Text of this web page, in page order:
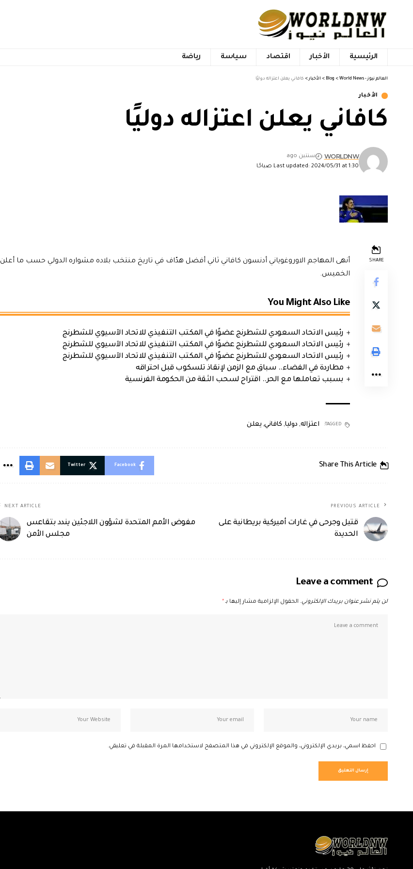
الرئيسية الأخبار اقتصاد سياسة رياضة
العالم نيوز - World News >
Blog
> الأخبار > كافاني يعلن اعتزاله دوليًا
الأخبار
كافاني يعلن اعتزاله دوليًا
Last updated: 2024/05/31 at 1:30 صباحًا
WORLDNW
سنتين ago
SHARE
أنهى المهاجم الاوروغوياني أدنسون كافاني ثاني أفضل هدّاف في تاريخ منتخب بلاده مشواره الدولي حسب ما أعلن
الخميس.
You Might Also Like
رئيس الاتحاد السعودي للشطرنج عضوًا في المكتب التنفيذي للاتحاد الآسيوي للشطرنج
رئيس الاتحاد السعودي للشطرنج عضوًا في المكتب التنفيذي للاتحاد الآسيوي للشطرنج
رئيس الاتحاد السعودي للشطرنج عضوًا في المكتب التنفيذي للاتحاد الآسيوي للشطرنج
مطاردة في الفضاء.. سباق مع الزمن لإنقاذ تلسكوب قبل احتراقه
بسبب تعاملها مع الحر.. اقتراح لسحب الثقة من الحكومة الفرنسية
TAGGED: اعتزاله, دوليا, كافاني, يعلن
Share This Article
Facebook
Twitter
PREVIOUS ARTICLE
قتيل وجرحى في غارات أميركية بريطانية على
الحديدة
NEXT ARTICLE
مفوض الأمم المتحدة لشؤون اللاجئين يندد بتقاعس
مجلس الأمن
Leave a comment
لن يتم نشر عنوان بريدك الإلكتروني. الحقول الإلزامية مشار إليها بـ*
احفظ اسمي، بريدي الإلكتروني، والموقع الإلكتروني في هذا المتصفح لاستخدامها المرة المقبلة في تعليقي.